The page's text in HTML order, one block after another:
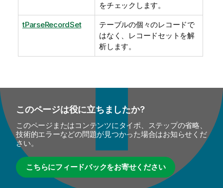
をチェックします。
tParseRecordSet
テーブルの個々のレコードで
はなく、レコードセットを解
析します。
このページは役に立ちましたか?
このページまたはコンテンツにタイポ、ステップの省略、
技術的エラーなどの問題が見つかった場合はお知らせくだ
さい。
こちらにフィードバックをお寄せください